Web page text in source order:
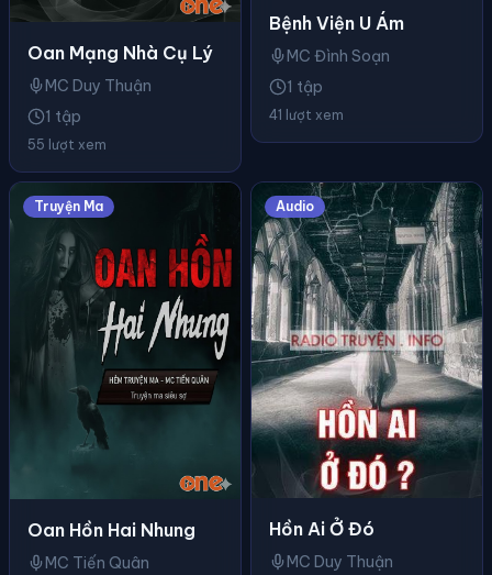
Oan Mạng Nhà Cụ Lý
MC Duy Thuận
1 tập
55 lượt xem
Bệnh Viện U Ám
MC Đình Soạn
1 tập
41 lượt xem
Truyện Ma
Oan Hồn Hai Nhung
MC Tiến Quân
Audio
Hồn Ai Ở Đó
MC Duy Thuận